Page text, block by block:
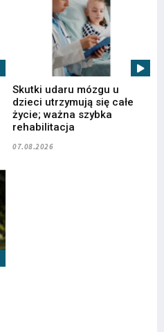
Skutki udaru mózgu u
dzieci utrzymują się całe
życie; ważna szybka
rehabilitacja
07.08.2026